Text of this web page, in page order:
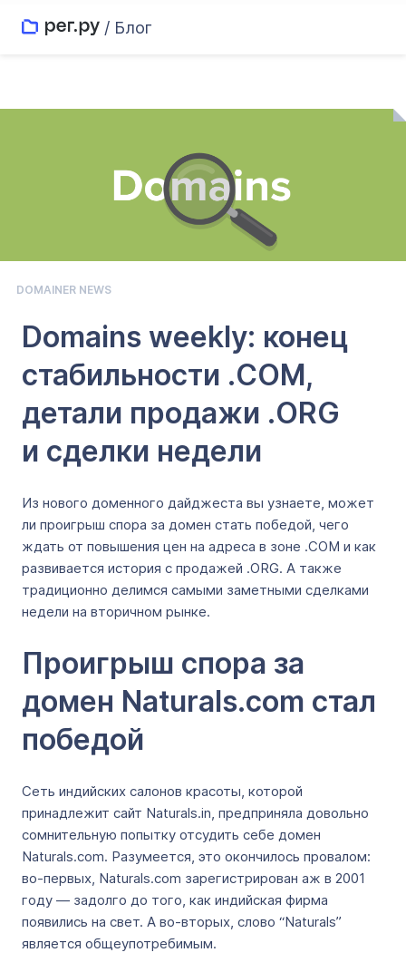
/ Блог
DOMAINER NEWS
Domains weekly: конец
стабильности .COM,
детали продажи .ORG
и сделки недели
Из нового доменного дайджеста вы узнаете, может
ли проигрыш спора за домен стать победой, чего
ждать от повышения цен на адреса в зоне .COM и как
развивается история с продажей .ORG. А также
традиционно делимся самыми заметными сделками
недели на вторичном рынке.
Проигрыш спора за
домен Naturals.com стал
победой
Сеть индийских салонов красоты, которой
принадлежит сайт Naturals.in, предприняла довольно
сомнительную попытку отсудить себе домен
Naturals.com. Разумеется, это окончилось провалом:
во-первых, Naturals.com зарегистрирован аж в 2001
году — задолго до того, как индийская фирма
появились на свет. А во-вторых, слово “Naturals”
является общеупотребимым.